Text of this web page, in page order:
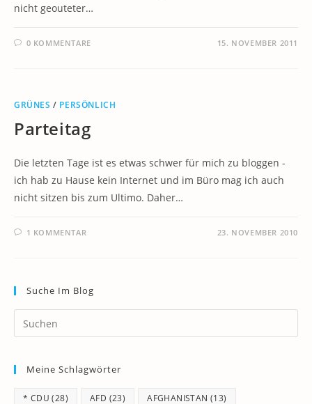
nicht geouteter…
0 KOMMENTARE 15. NOVEMBER 2011
GRÜNES / PERSÖNLICH
Parteitag
Die letzten Tage ist es etwas schwer für mich zu bloggen -
ich hab zu Hause kein Internet und im Büro mag ich auch
nicht sitzen bis zum Ultimo. Daher…
1 KOMMENTAR 23. NOVEMBER 2010
Suche Im Blog
Meine Schlagwörter
* CDU (28) AFD (23) AFGHANISTAN (13)